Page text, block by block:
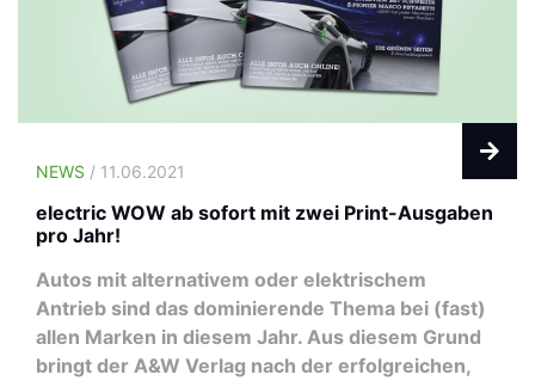
NEWS / 11.06.2021
electric WOW ab sofort mit zwei Print-Ausgaben
pro Jahr!
Autos mit alternativem oder elektrischem
Antrieb sind das dominierende Thema bei (fast)
allen Marken in diesem Jahr. Aus diesem Grund
bringt der A&W Verlag nach der erfolgreichen,